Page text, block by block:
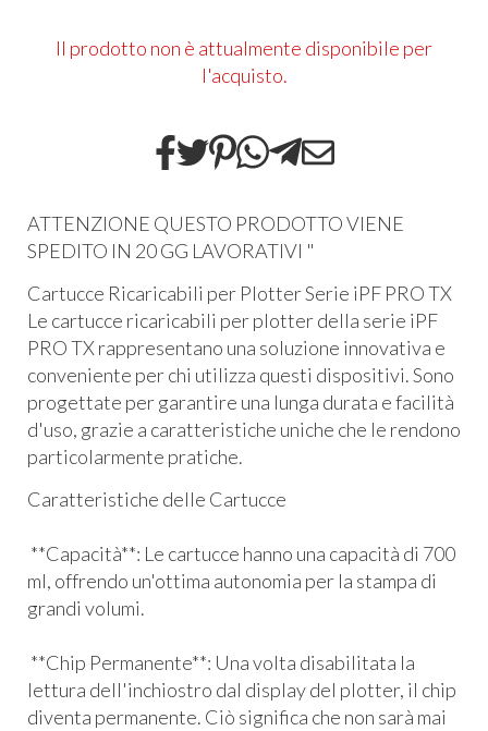
Il prodotto non è attualmente disponibile per
l'acquisto.
ATTENZIONE QUESTO PRODOTTO VIENE
SPEDITO IN 20 GG LAVORATIVI "
Cartucce Ricaricabili per Plotter Serie iPF PRO TX
Le cartucce ricaricabili per plotter della serie iPF
PRO TX rappresentano una soluzione innovativa e
conveniente per chi utilizza questi dispositivi. Sono
progettate per garantire una lunga durata e facilità
d'uso, grazie a caratteristiche uniche che le rendono
particolarmente pratiche.
Caratteristiche delle Cartucce
**Capacità**: Le cartucce hanno una capacità di 700
ml, offrendo un'ottima autonomia per la stampa di
grandi volumi.
**Chip Permanente**: Una volta disabilitata la
lettura dell'inchiostro dal display del plotter, il chip
diventa permanente. Ciò significa che non sarà mai